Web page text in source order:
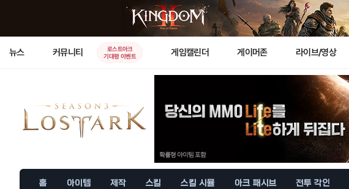
뉴스 커뮤니티
로스트아크
기대평 이벤트
게임캘린더 게이머존 라이브/영상
홈 아이템 제작 스킬 스킬 시뮬 아크 패시브 전투 각인